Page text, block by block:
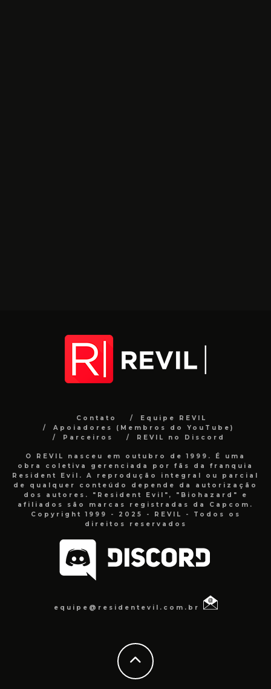
Contato
Equipe REVIL
Apoiadores (Membros do YouTube)
Parceiros
REVIL no Discord
O REVIL nasceu em outubro de 1999. É uma
obra coletiva gerenciada por fãs da franquia
Resident Evil. A reprodução integral ou parcial
de qualquer conteúdo depende da autorização
dos autores. "Resident Evil", "Biohazard" e
afiliados são marcas registradas da Capcom.
Copyright 1999 - 2025 - REVIL - Todos os
direitos reservados
equipe@residentevil.com.br